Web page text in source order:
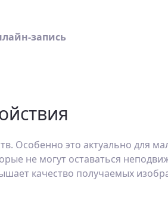
Особенно это актуально для
не могут оставаться
качество получаемых